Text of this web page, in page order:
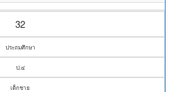
32
ประถมศึกษา
ป.๔
เด็กชาย